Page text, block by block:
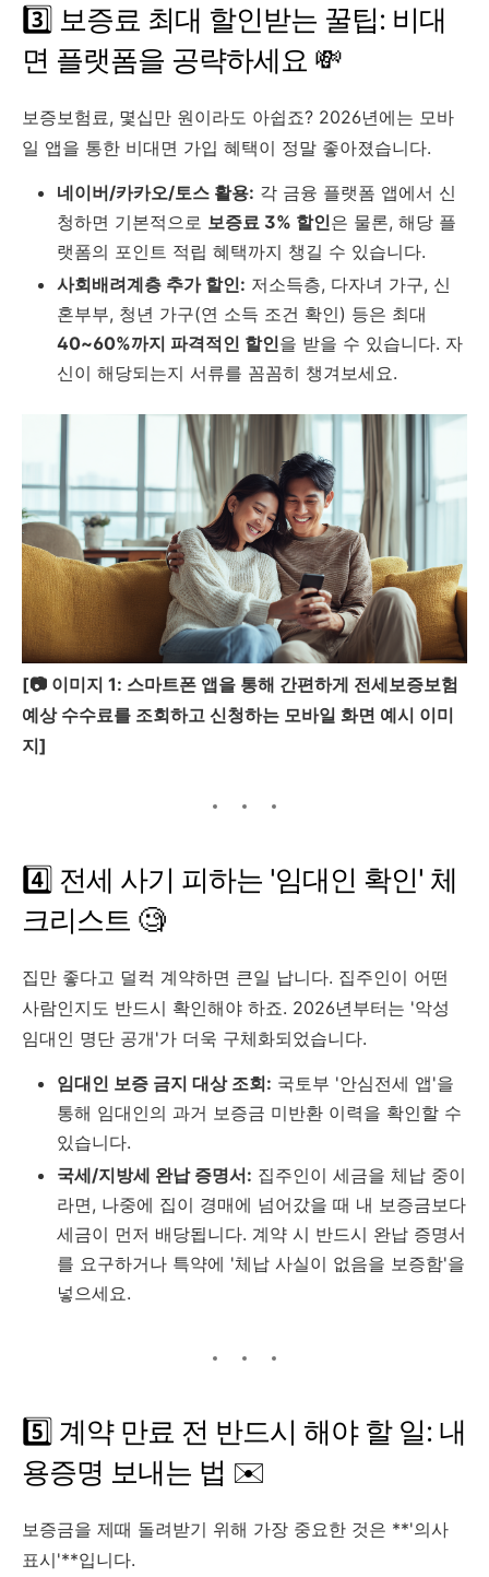
3️⃣ 보증료 최대 할인받는 꿀팁: 비대
면 플랫폼을 공략하세요 💸
보증보험료, 몇십만 원이라도 아쉽죠? 2026년에는 모바
일 앱을 통한 비대면 가입 혜택이 정말 좋아졌습니다.
네이버/카카오/토스 활용: 각 금융 플랫폼 앱에서 신
청하면 기본적으로 보증료 3% 할인은 물론, 해당 플
랫폼의 포인트 적립 혜택까지 챙길 수 있습니다.
사회배려계층 추가 할인: 저소득층, 다자녀 가구, 신
혼부부, 청년 가구(연 소득 조건 확인) 등은 최대
40~60%까지 파격적인 할인을 받을 수 있습니다. 자
신이 해당되는지 서류를 꼼꼼히 챙겨보세요.
[📷 이미지 1: 스마트폰 앱을 통해 간편하게 전세보증보험
예상 수수료를 조회하고 신청하는 모바일 화면 예시 이미
지]
4️⃣ 전세 사기 피하는 '임대인 확인' 체
크리스트 🧐
집만 좋다고 덜컥 계약하면 큰일 납니다. 집주인이 어떤
사람인지도 반드시 확인해야 하죠. 2026년부터는 '악성
임대인 명단 공개'가 더욱 구체화되었습니다.
임대인 보증 금지 대상 조회: 국토부 '안심전세 앱'을
통해 임대인의 과거 보증금 미반환 이력을 확인할 수
있습니다.
국세/지방세 완납 증명서: 집주인이 세금을 체납 중이
라면, 나중에 집이 경매에 넘어갔을 때 내 보증금보다
세금이 먼저 배당됩니다. 계약 시 반드시 완납 증명서
를 요구하거나 특약에 '체납 사실이 없음을 보증함'을
넣으세요.
5️⃣ 계약 만료 전 반드시 해야 할 일: 내
용증명 보내는 법 ✉️
보증금을 제때 돌려받기 위해 가장 중요한 것은 **'의사
표시'**입니다.